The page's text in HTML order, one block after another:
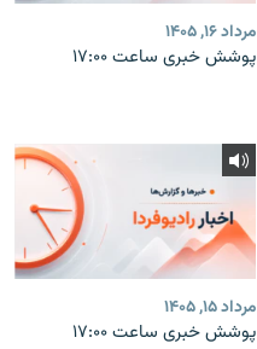
مرداد ۱۶, ۱۴۰۵
پوشش خبری ساعت ۱۷:۰۰
مرداد ۱۵, ۱۴۰۵
پوشش خبری ساعت ۱۷:۰۰